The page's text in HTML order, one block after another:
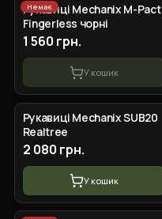
Немає
Рукавиці Mechanix M-Pact
Fingerless чорні
1 560 грн.
У кошик
Рукавиці Mechanix SUB20
Realtree
2 080 грн.
У кошик